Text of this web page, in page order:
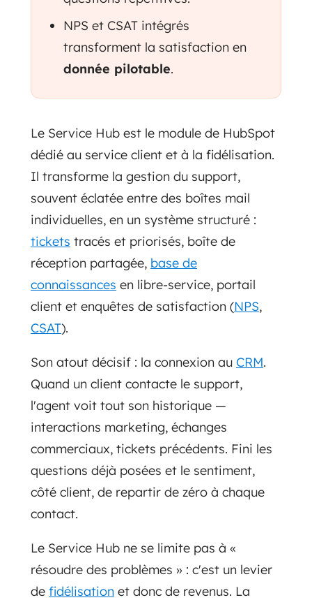
NPS et CSAT intégrés
transforment la satisfaction en
donnée pilotable.
Le Service Hub est le module de HubSpot
dédié au service client et à la fidélisation.
Il transforme la gestion du support,
souvent éclatée entre des boîtes mail
individuelles, en un système structuré :
tickets tracés et priorisés, boîte de
réception partagée, base de
connaissances en libre-service, portail
client et enquêtes de satisfaction (NPS,
CSAT).
Son atout décisif : la connexion au CRM.
Quand un client contacte le support,
l'agent voit tout son historique —
interactions marketing, échanges
commerciaux, tickets précédents. Fini les
questions déjà posées et le sentiment,
côté client, de repartir de zéro à chaque
contact.
Le Service Hub ne se limite pas à «
résoudre des problèmes » : c'est un levier
de fidélisation et donc de revenus. La